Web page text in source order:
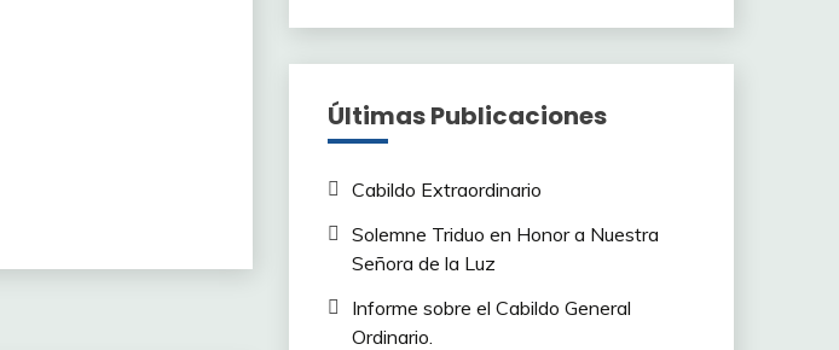
Últimas Publicaciones
Cabildo Extraordinario
Solemne Triduo en Honor a Nuestra
Señora de la Luz
Informe sobre el Cabildo General
Ordinario.